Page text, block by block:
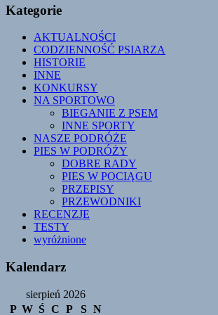
Kategorie
AKTUALNOŚCI
CODZIENNOŚĆ PSIARZA
HISTORIE
INNE
KONKURSY
NA SPORTOWO
BIEGANIE Z PSEM
INNE SPORTY
NASZE PODRÓŻE
PIES W PODRÓŻY
DOBRE RADY
PIES W POCIĄGU
PRZEPISY
PRZEWODNIKI
RECENZJE
TESTY
wyróżnione
Kalendarz
sierpień 2026
P W Ś C P S N